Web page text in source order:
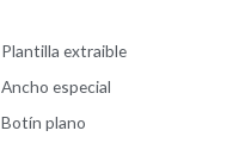
Plantilla extraible
Ancho especial
Botín plano